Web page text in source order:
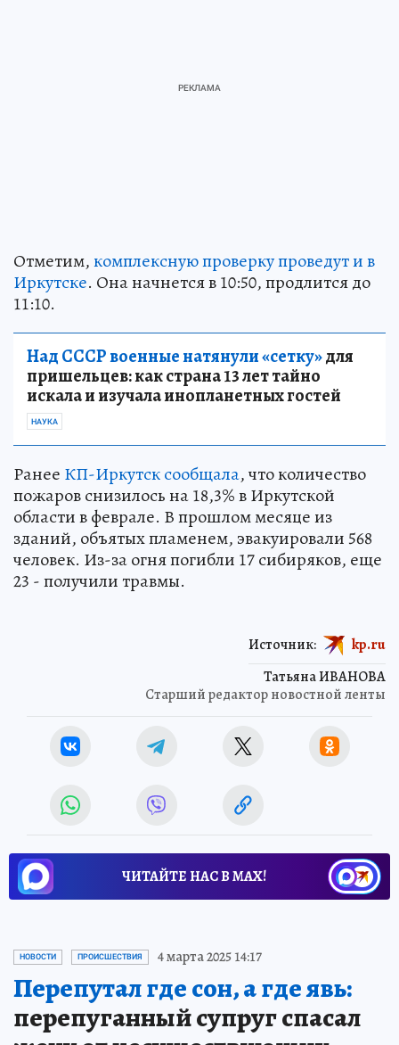
Отметим,комплексную проверку проведут и в
Иркутске. Она начнется в 10:50, продлится до
11:10.
Над СССР военные натянули «сетку»для
пришельцев: как страна 13 лет тайно
искала и изучала инопланетных гостей
НАУКА
Ранее КП-Иркутск сообщала, что количество
пожаров снизилось на 18,3% в Иркутской
области в феврале. В прошлом месяце из
зданий, объятых пламенем, эвакуировали 568
человек. Из-за огня погибли 17 сибиряков, еще
23 - получили травмы.
Татьяна ИВАНОВА
Старший редактор новостной ленты
Источник: kp.ru
ЧИТАЙТЕ НАС В МАХ!
НОВОСТИ ПРОИСШЕСТВИЯ 4 марта 2025 14:17
Перепутал где сон, а где явь:
перепуганный супруг спасал